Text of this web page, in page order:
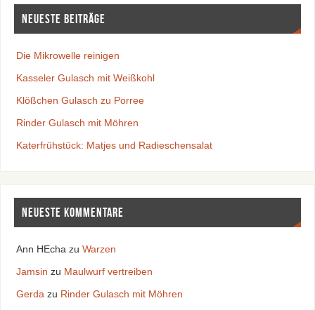
Neueste Beiträge
Die Mikrowelle reinigen
Kasseler Gulasch mit Weißkohl
Klößchen Gulasch zu Porree
Rinder Gulasch mit Möhren
Katerfrühstück: Matjes und Radieschensalat
Neueste Kommentare
Ann HEcha zu Warzen
Jamsin zu Maulwurf vertreiben
Gerda zu Rinder Gulasch mit Möhren